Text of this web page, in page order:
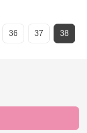
36 37 38